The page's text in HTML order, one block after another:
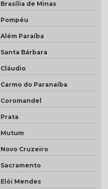
Brasília de Minas
Pompéu
Além Paraíba
Santa Bárbara
Cláudio
Carmo do Paranaíba
Coromandel
Prata
Mutum
Novo Cruzeiro
Sacramento
Elói Mendes